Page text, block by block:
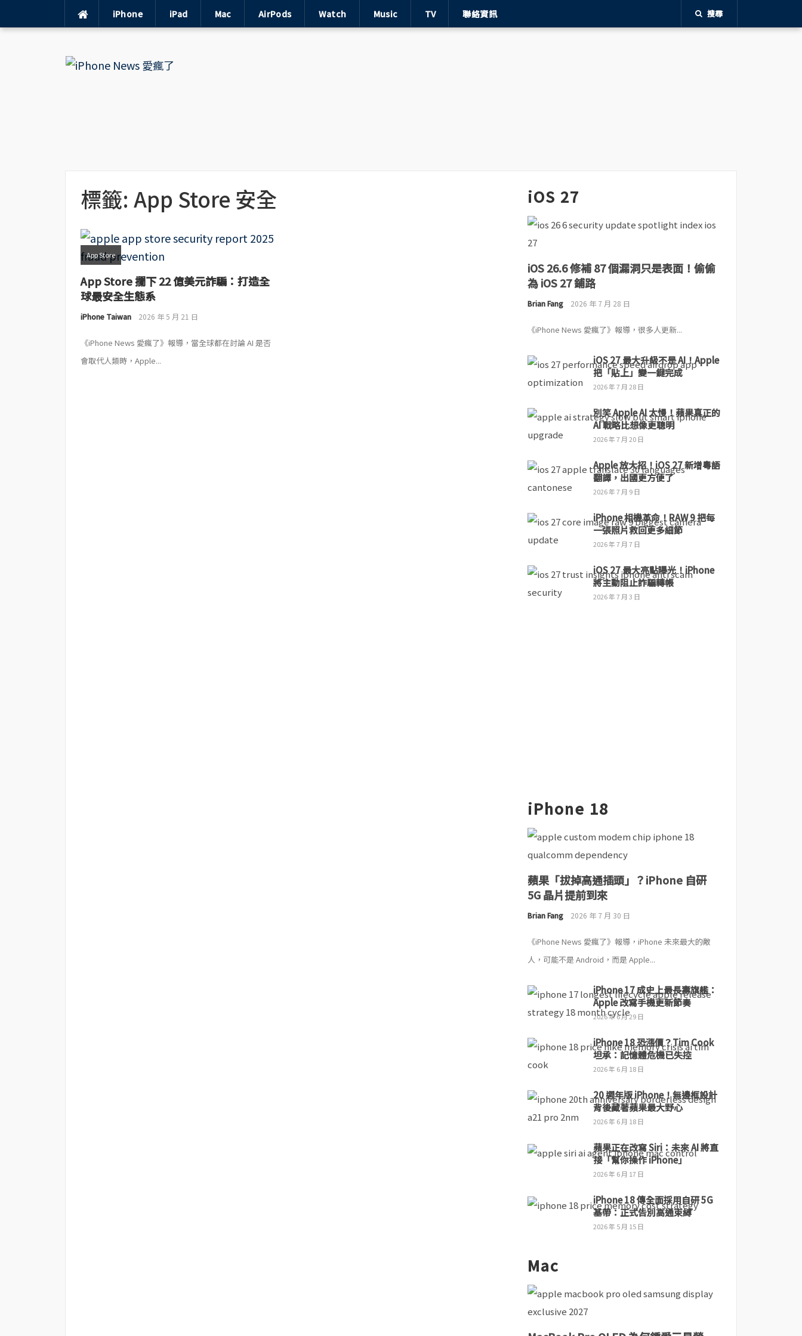
iPhone iPad Mac AirPods Watch Music TV 聯絡資訊 搜尋
標籤: App Store 安全
App Store
App Store 攔下 22 億美元詐騙：打造全
球最安全生態系
iPhone Taiwan 2026 年 5 月 21 日
《iPhone News 愛瘋了》報導，當全球都在討論 AI 是否
會取代人類時，Apple...
iOS 27
iOS 26.6 修補 87 個漏洞只是表面！偷偷
為 iOS 27 鋪路
Brian Fang 2026 年 7 月 28 日
《iPhone News 愛瘋了》報導，很多人更新...
iOS 27 最大升級不是 AI！Apple
把「貼上」變一鍵完成
2026 年 7 月 28 日
別笑 Apple AI 太慢！蘋果真正的
AI 戰略比想像更聰明
2026 年 7 月 20 日
Apple 放大招！iOS 27 新增粵語
翻譯，出國更方便了
2026 年 7 月 9 日
iPhone 相機革命！RAW 9 把每
一張照片救回更多細節
2026 年 7 月 7 日
iOS 27 最大亮點曝光！iPhone
將主動阻止詐騙轉帳
2026 年 7 月 3 日
iPhone 18
蘋果「拔掉高通插頭」？iPhone 自研
5G 晶片提前到來
Brian Fang 2026 年 7 月 30 日
《iPhone News 愛瘋了》報導，iPhone 未來最大的敵
人，可能不是 Android，而是 Apple...
iPhone 17 成史上最長壽旗艦：
Apple 改寫手機更新節奏
2026 年 6 月 29 日
iPhone 18 恐漲價？Tim Cook
坦承：記憶體危機已失控
2026 年 6 月 18 日
20 週年版 iPhone！無邊框設計
背後藏著蘋果最大野心
2026 年 6 月 18 日
蘋果正在改寫 Siri：未來 AI 將直
接「幫你操作 iPhone」
2026 年 6 月 17 日
iPhone 18 傳全面採用自研 5G
基帶：正式告別高通束縛
2026 年 5 月 15 日
Mac